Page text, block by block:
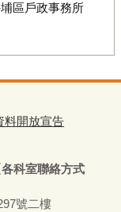
區戶政事務所
料開放宣告
各科室聯絡方式
號二樓